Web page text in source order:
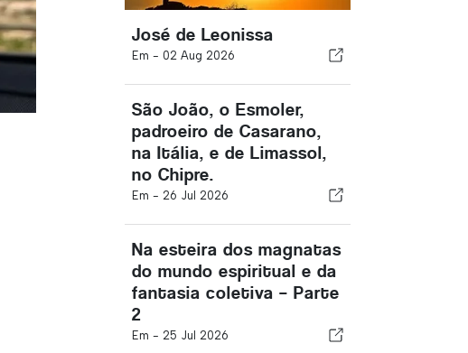
José de Leonissa
Em - 02 Aug 2026
São João, o Esmoler,
padroeiro de Casarano,
na Itália, e de Limassol,
no Chipre.
Em - 26 Jul 2026
Na esteira dos magnatas
do mundo espiritual e da
fantasia coletiva – Parte
2
Em - 25 Jul 2026